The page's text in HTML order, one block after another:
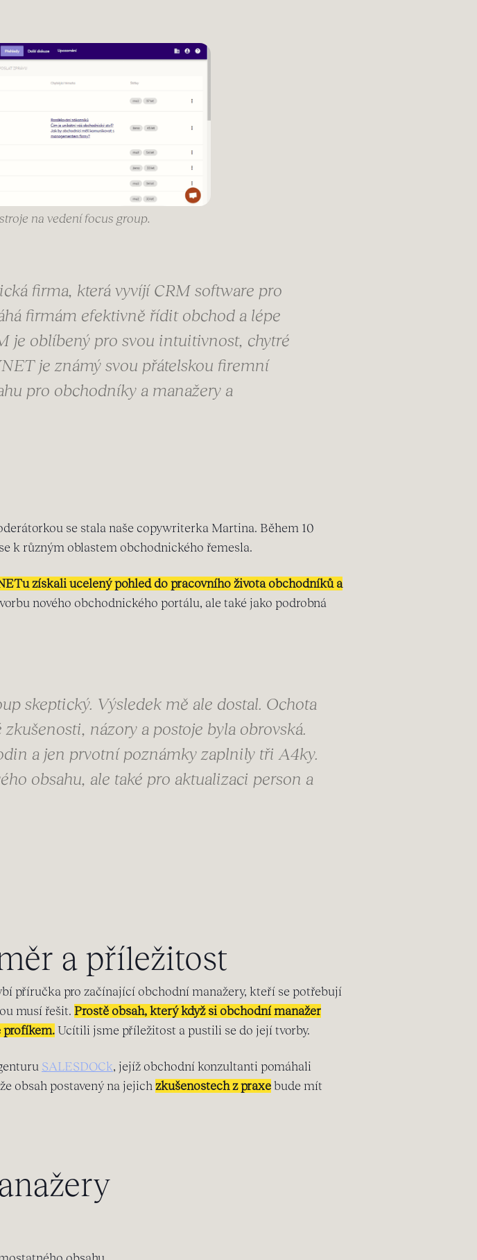
na vedení focus group.
firma, která vyvíjí CRM software pro
firmám efektivně řídit obchod a lépe
je oblíbený pro svou intuitivnost, chytré
je známý svou přátelskou firemní
pro obchodníky a manažery a
se stala naše copywriterka Martina. Během 10
k různým oblastem obchodnického řemesla.
získali ucelený pohled do pracovního života obchodníků a
nového obchodnického portálu, ale také jako podrobná
skeptický. Výsledek mě ale dostal. Ochota
názory a postoje byla obrovská.
a jen prvotní poznámky zaplnily tři A4ky.
obsahu, ale také pro aktualizaci person a
a příležitost
příručka pro začínající obchodní manažery, kteří se potřebují
musí řešit. Prostě obsah, který když si obchodní manažer
profíkem. Ucítili jsme příležitost a pustili se do její tvorby.
SALESDOCk, jejíž obchodní konzultanti pomáhali
obsah postavený na jejichzkušenostech z praxe bude mít